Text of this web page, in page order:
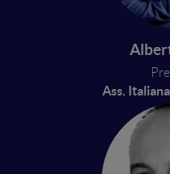
Ass.